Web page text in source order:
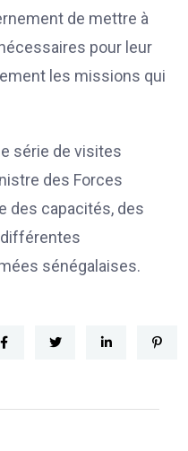
de mettre à
pour leur
les missions qui
série de visites
des Forces
des capacités, des
sénégalaises.